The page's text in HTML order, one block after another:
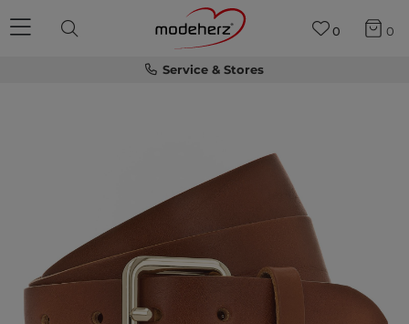
Service & Stores
0 0